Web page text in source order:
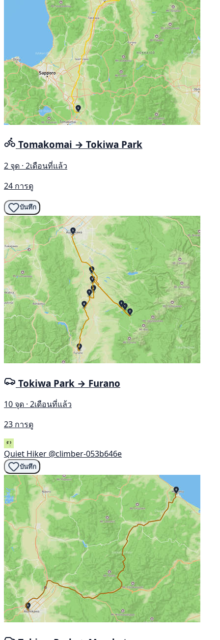
Tomakomai → Tokiwa Park
2 จุด · 2เดือนที่แล้ว
24 การดู
บันทึก
Tokiwa Park → Furano
10 จุด · 2เดือนที่แล้ว
23 การดู
Quiet Hiker @climber-053b646e
บันทึก